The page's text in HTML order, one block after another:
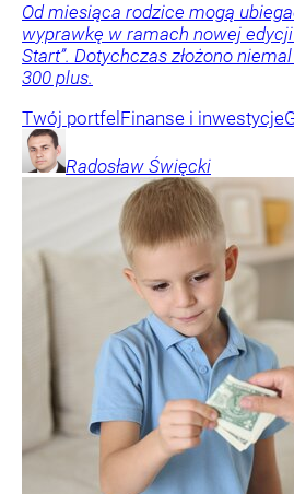
Od miesiąca rodzice mogą
wyprawkę w ramach nowej
Start”. Dotychczas złożono
300 plus.
Twój portfel Finanse i inwestycje
Radosław Święcki